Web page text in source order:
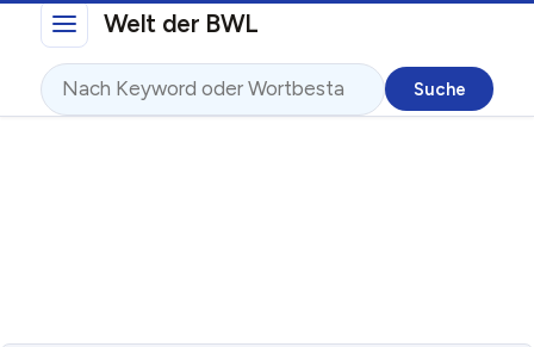
Direkt zum InhaltWelt der BWL
Suche